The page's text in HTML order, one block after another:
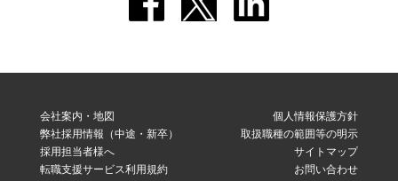
会社案内・地図
弊社採用情報（中途・新卒）
採用担当者様へ
転職支援サービス利用規約
個人情報保護方針
取扱職種の範囲等の明示
サイトマップ
お問い合わせ